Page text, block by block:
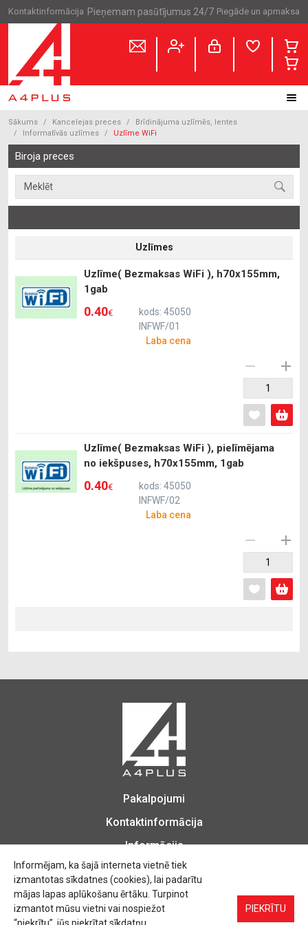
Kontaktinformācija Pieņemam pasūtījumus 24/7 Piegāde un apmaksa
Sākums Kancelejas preces
Brīdinājuma uzlīmēs, lentes
Informatīvās uzlīmes
Uzlīme WiFi
Biroja preces
Uzlīmes
Uzlīme( Bezmaksas WiFi ), h70x155mm,
1gab
0.40€
kods: 45050
INFWF/01
Laba cena
Uzlīme( Bezmaksas WiFi ), pielīmējama
no iekšpuses, h70x155mm, 1gab
0.40€
kods: 45050
INFWF/02
Laba cena
Biroja Preces, Zīmogu izgatavošana, Printēšana, Kopēšana, Iesiešana,
Vizītkartes, Skrejlapas, Uzlīmes.
Pakalpojumi
Kontaktinformācija
Informācija
Informējam, ka šajā interneta vietnē tiek
izmantotas sīkdatnes (cookies), lai padarītu
mājas lapas aplūkošanu ērtāku. Turpinot
izmantot mūsu vietni vai nospiežot
PIEKRĪTU